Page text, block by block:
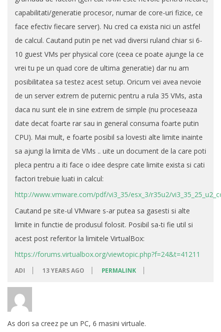
capabilitati/generatie procesor, numar de core-uri fizice, ce
face efectiv fiecare server). Nu cred ca exista nici un astfel
de calcul. Cautand putin pe net vad diversi ruland chiar si 6-
10 guest VMs per physical core (ceea ce poate ajunge la ce
vrei tu pe un quad core de ultima generatie) dar nu am
posibilitatea sa testez acest setup. Oricum vei avea nevoie
de un server extrem de puternic pentru a rula 35 VMs, asta
daca nu sunt ele in sine extrem de simple (nu proceseaza
date decat foarte rar sau in general consuma foarte putin
CPU). Mai mult, e foarte posibil sa lovesti alte limite inainte
sa ajungi la limita de VMs .. uite un document de la care poti
pleca pentru a iti face o idee despre cate limite exista si cati
factori trebuie luati in calcul:
http://www.vmware.com/pdf/vi3_35/esx_3/r35u2/
Cautand pe site-ul VMware s-ar putea sa gasesti si alte
limite in functie de produsul folosit. Posibil sa-ti fie util si
acest post referitor la limitele VirtualBox:
https://forums.virtualbox.org/viewtopic.php?f=24&t=41211
ADI 13 YEARS AGO PERMALINK
As dori sa creez pe un PC, 6 masini virtuale.